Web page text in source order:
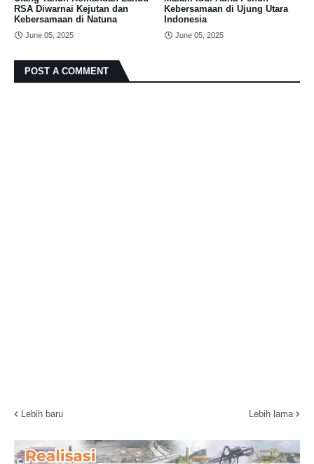
RSA Diwarnai Kejutan dan
Kebersamaan di Natuna
June 05, 2025
Kebersamaan di Ujung Utara
Indonesia
June 05, 2025
POST A COMMENT
Lebih baru Lebih lama